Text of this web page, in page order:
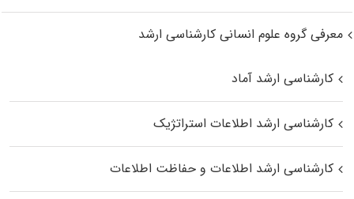
معرفی گروه علوم انسانی کارشناسی ارشد
کارشناسی ارشد آماد
کارشناسی ارشد اطلاعات استراتژیک
کارشناسی ارشد اطلاعات و حفاظت اطلاعات